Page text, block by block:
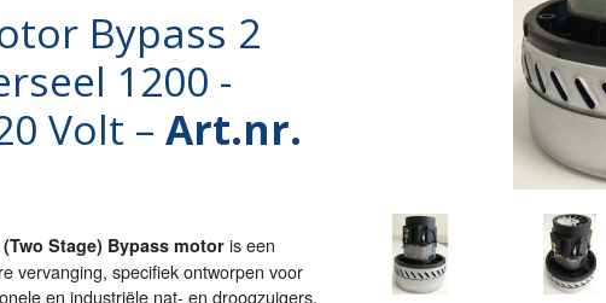
Bypass 2
1200 -
Volt – Art.nr.
Stage) Bypass motoris een
vervanging, specifiek ontworpen voor
en industriële nat- en droogzuigers.